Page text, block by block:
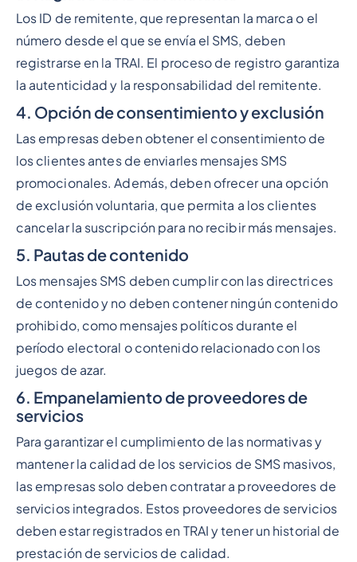
Los ID de remitente, que representan la marca o el
número desde el que se envía el SMS, deben
registrarse en la TRAI. El proceso de registro garantiza
la autenticidad y la responsabilidad del remitente.
4. Opción de consentimiento y exclusión
Las empresas deben obtener el consentimiento de
los clientes antes de enviarles mensajes SMS
promocionales. Además, deben ofrecer una opción
de exclusión voluntaria, que permita a los clientes
cancelar la suscripción para no recibir más mensajes.
5. Pautas de contenido
Los mensajes SMS deben cumplir con las directrices
de contenido y no deben contener ningún contenido
prohibido, como mensajes políticos durante el
período electoral o contenido relacionado con los
juegos de azar.
6. Empanelamiento de proveedores de
servicios
Para garantizar el cumplimiento de las normativas y
mantener la calidad de los servicios de SMS masivos,
las empresas solo deben contratar a proveedores de
servicios integrados. Estos proveedores de servicios
deben estar registrados en TRAI y tener un historial de
prestación de servicios de calidad.